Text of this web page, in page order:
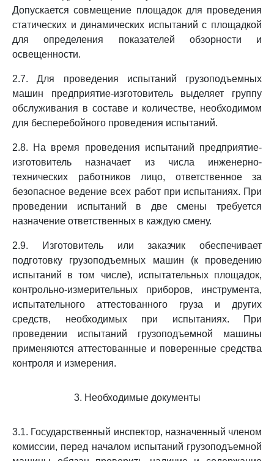
Допускается совмещение площадок для проведения
статических и динамических испытаний с площадкой
для определения показателей обзорности и
освещенности.
2.7. Для проведения испытаний грузоподъемных
машин предприятие-изготовитель выделяет группу
обслуживания в составе и количестве, необходимом
для бесперебойного проведения испытаний.
2.8. На время проведения испытаний предприятие-
изготовитель назначает из числа инженерно-
технических работников лицо, ответственное за
безопасное ведение всех работ при испытаниях. При
проведении испытаний в две смены требуется
назначение ответственных в каждую смену.
2.9. Изготовитель или заказчик обеспечивает
подготовку грузоподъемных машин (к проведению
испытаний в том числе), испытательных площадок,
контрольно-измерительных приборов, инструмента,
испытательного аттестованного груза и других
средств, необходимых при испытаниях. При
проведении испытаний грузоподъемной машины
применяются аттестованные и поверенные средства
контроля и измерения.
3. Необходимые документы
3.1. Государственный инспектор, назначенный членом
комиссии, перед началом испытаний грузоподъемной